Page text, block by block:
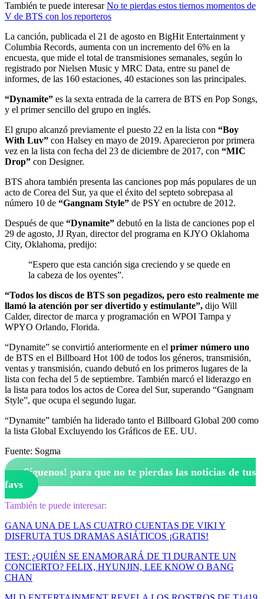
También te puede interesarNo te pierdas estos tiernos momentos de
V de BTS con los reporteros
La canción, publicada el 21 de agosto en BigHit Entertainment y
Columbia Records, aumenta con un incremento del 6% en la
encuesta, que mide el total de transmisiones semanales, según lo
registrado por Nielsen Music y MRC Data, entre su panel de
informes, de las 160 estaciones, 40 estaciones son las principales.
“Dynamite” es la sexta entrada de la carrera de BTS en Pop Songs,
y el primer sencillo del grupo en inglés.
El grupo alcanzó previamente el puesto 22 en la lista con “Boy
With Luv” con Halsey en mayo de 2019. Aparecieron por primera
vez en la lista con fecha del 23 de diciembre de 2017, con “MIC
Drop” con Designer.
BTS ahora también presenta las canciones pop más populares de un
acto de Corea del Sur, ya que el éxito del septeto sobrepasa al
número 10 de “Gangnam Style” de PSY en octubre de 2012.
Después de que “Dynamite” debutó en la lista de canciones pop el
29 de agosto, JJ Ryan, director del programa en KJYO Oklahoma
City, Oklahoma, predijo:
“Espero que esta canción siga creciendo y se quede en
la cabeza de los oyentes”.
“Todos los discos de BTS son ​​pegadizos, pero esto realmente me
llamó la atención por ser divertido y estimulante”, dijo Will
Calder, director de marca y programación en WPOI Tampa y
WPYO Orlando, Florida.
“Dynamite” se convirtió anteriormente en el primer número uno
de BTS en el Billboard Hot 100 de todos los géneros, transmisión,
ventas y transmisión, cuando debutó en los primeros lugares de la
lista con fecha del 5 de septiembre. También marcó el liderazgo en
la lista para todos los actos de Corea del Sur, superando “Gangnam
Style”, que ocupa el segundo lugar.
“Dynamite” también ha liderado tanto el Billboard Global 200 como
la lista Global Excluyendo los Gráficos de EE. UU.
Fuente: Sogma
¡Síguenos! para que no te pierdas las noticias de tus
favs
También te puede interesar:
GANA UNA DE LAS CUATRO CUENTAS DE VIKI Y
DISFRUTA TUS DRAMAS ASIÁTICOS ¡GRATIS!
TEST: ¿QUIÉN SE ENAMORARÁ DE TI DURANTE UN
CONCIERTO? FELIX, HYUNJIN, LEE KNOW O BANG
CHAN